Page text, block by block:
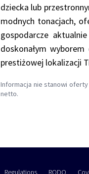
dziecka lub
modnych tonacjach,
gospodarcze
doskonałym
prestiżowej lokalizacji
Informacja nie stanowi oferty
netto.
Regulations RODO